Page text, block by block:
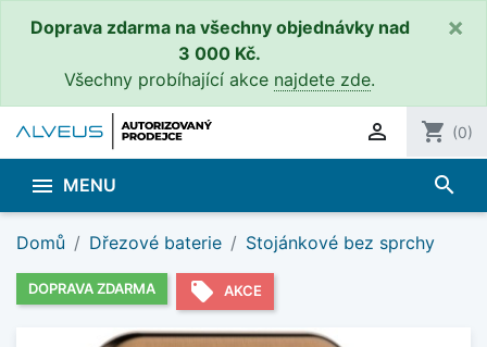
Doprava zdarma na všechny objednávky nad
3 000 Kč.
Všechny probíhající akce najdete zde.
×
 shopping_cart (0)
 MENU search
Domů Dřezové baterie Stojánkové bez sprchy
DOPRAVA ZDARMA local_offer AKCE